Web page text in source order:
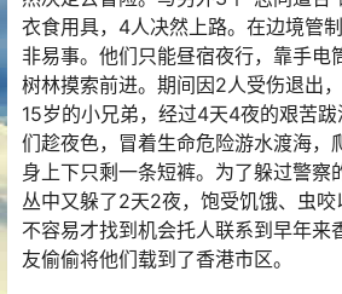
衣食用具，4人决然上路。在边境管
非易事。他们只能昼宿夜行，靠手电
树林摸索前进。期间因2人受伤退出
15岁的小兄弟，经过4天4夜的艰苦
们趁夜色，冒着生命危险游水渡海，
身上下只剩一条短裤。为了躲过警察
丛中又躲了2天2夜，饱受饥饿、虫
不容易才找到机会托人联系到早年来
友偷偷将他们载到了香港市区。